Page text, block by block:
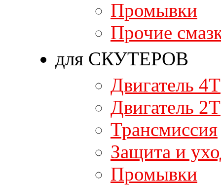
Промывки
Прочие
для СКУТЕРОВ
Двигатель 4T
Двигатель 2T
Трансмиссия
Защита и
Промывки